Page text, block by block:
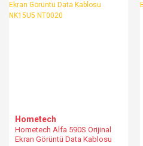
Hometech
Hometech Alfa 590S Orijinal
Ekran Görüntü Data Kablosu